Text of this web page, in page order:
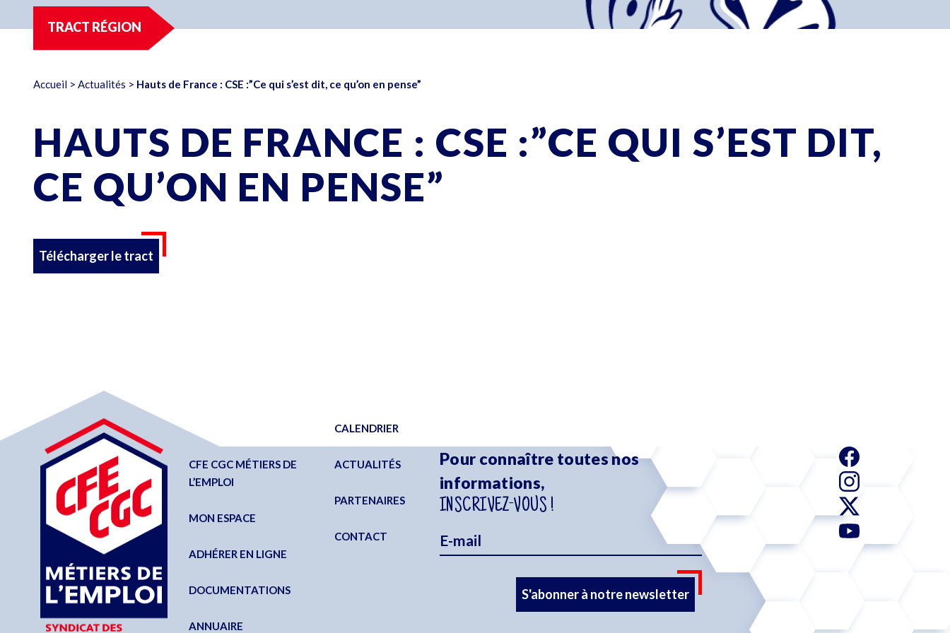
TRACT RÉGION
Accueil > Actualités > Hauts de France : CSE :”Ce qui s’est dit, ce qu’on en pense”
HAUTS DE FRANCE : CSE :”CE QUI S’EST DIT,
CE QU’ON EN PENSE”
Télécharger le tract
CFE CGC MÉTIERS DE
L’EMPLOI
MON ESPACE
ADHÉRER EN LIGNE
DOCUMENTATIONS
ANNUAIRE
CALENDRIER
ACTUALITÉS
PARTENAIRES
CONTACT
Pour connaître toutes nos
informations,
INSCRIVEZ-VOUS !
S'abonner à notre newsletter